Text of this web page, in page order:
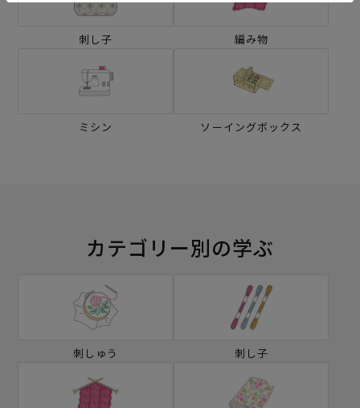
刺し子 編み物
ミシン ソーイングボックス
カテゴリー別の学ぶ
刺しゅう 刺し子